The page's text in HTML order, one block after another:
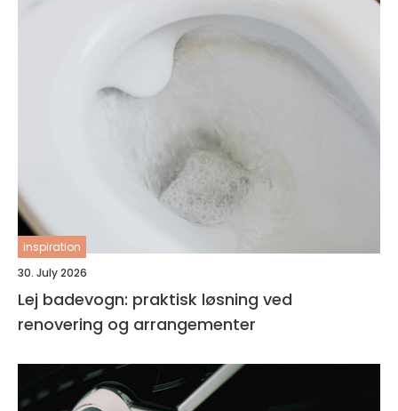
inspiration
30. July 2026
Lej badevogn: praktisk løsning ved
renovering og arrangementer